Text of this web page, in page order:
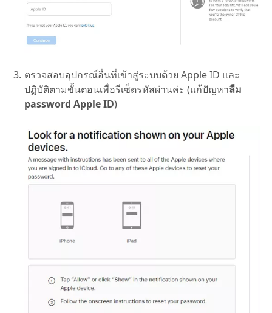
ตรวจสอบอุปกรณ์อื่นที่เข้าสู่ระบบด้วย Apple ID และ
ปฏิบัติตามขั้นตอนเพื่อรีเซ็ตรหัสผ่านค่ะ (แก้ปัญหาลืม
password Apple ID)